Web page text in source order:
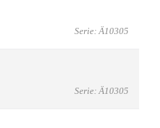
Serie: Ä10305
Serie: Ä10305